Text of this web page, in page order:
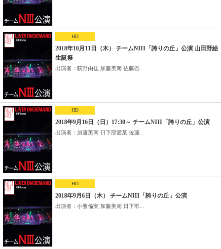
HD
2018年10月11日（木） チームNIII「誇りの丘」公演 山田野絵
生誕祭
出演者：荻野由佳 加藤美南 佐藤杏...
HD
2018年9月16日（日）17:30～ チームNIII「誇りの丘」公演
出演者：加藤美南 日下部愛菜 佐藤...
HD
2018年9月6日（木） チームNIII「誇りの丘」公演
出演者：小熊倫実 加藤美南 日下部...